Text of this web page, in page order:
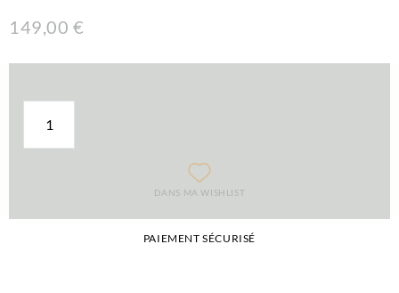
149,00 €
DANS MA WISHLIST
PAIEMENT SÉCURISÉ